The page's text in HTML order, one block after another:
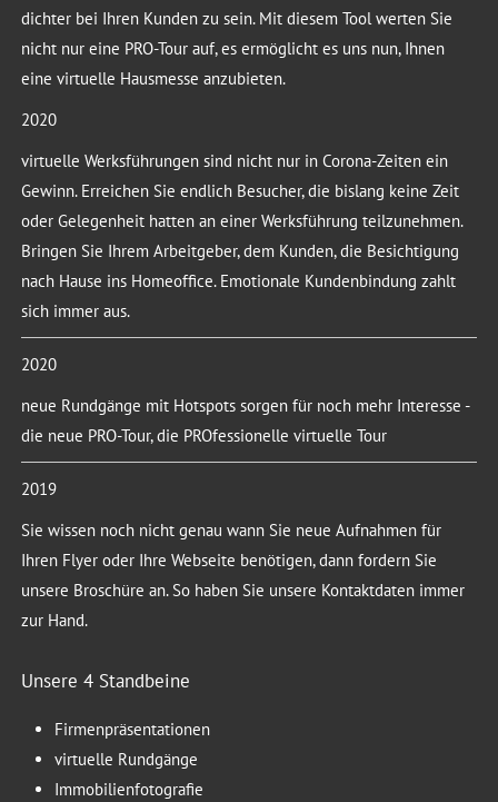
dichter bei Ihren Kunden zu sein. Mit diesem Tool werten Sie
nicht nur eine PRO-Tour auf, es ermöglicht es uns nun, Ihnen
eine virtuelle Hausmesse anzubieten.
2020
virtuelle Werksführungen sind nicht nur in Corona-Zeiten ein
Gewinn. Erreichen Sie endlich Besucher, die bislang keine Zeit
oder Gelegenheit hatten an einer Werksführung teilzunehmen.
Bringen Sie Ihrem Arbeitgeber, dem Kunden, die Besichtigung
nach Hause ins Homeoffice. Emotionale Kundenbindung zahlt
sich immer aus.
2020
neue Rundgänge mit Hotspots sorgen für noch mehr Interesse -
die neue PRO-Tour, die PROfessionelle virtuelle Tour
2019
Sie wissen noch nicht genau wann Sie neue Aufnahmen für
Ihren Flyer oder Ihre Webseite benötigen, dann fordern Sie
unsere Broschüre an. So haben Sie unsere Kontaktdaten immer
zur Hand.
Unsere 4 Standbeine
Firmenpräsentationen
virtuelle Rundgänge
Immobilienfotografie